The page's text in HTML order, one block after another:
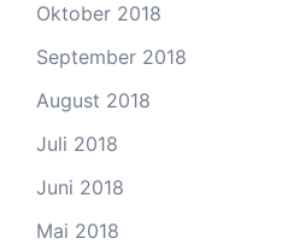
Oktober 2018
September 2018
August 2018
Juli 2018
Juni 2018
Mai 2018